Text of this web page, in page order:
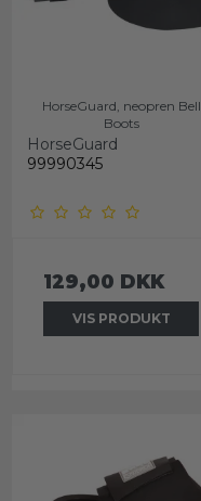
HorseGuard, neopren Bell
Boots
HorseGuard
99990345
129,00 DKK
VIS PRODUKT